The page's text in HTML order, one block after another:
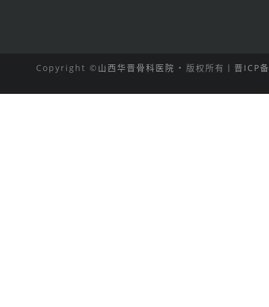
Copyright © 山西华晋骨科医院 • 版权所有丨 晋ICP